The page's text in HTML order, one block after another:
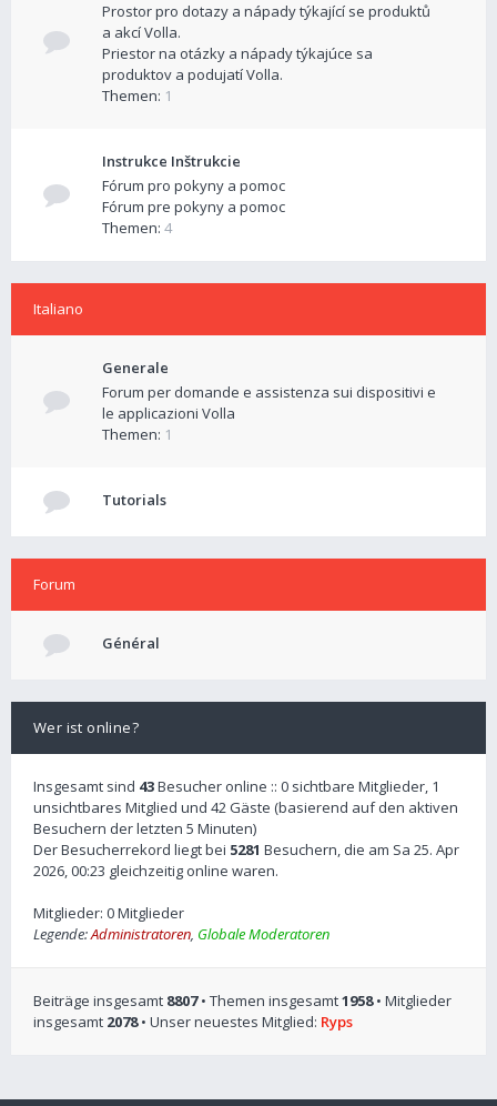
Prostor pro dotazy a nápady týkající se produktů
a akcí Volla.
Priestor na otázky a nápady týkajúce sa
produktov a podujatí Volla.
Themen: 1
Instrukce Inštrukcie
Fórum pro pokyny a pomoc
Fórum pre pokyny a pomoc
Themen: 4
Italiano
Generale
Forum per domande e assistenza sui dispositivi e
le applicazioni Volla
Themen: 1
Tutorials
Forum
Général
Wer ist online?
Insgesamt sind 43Besucher online :: 0 sichtbare Mitglieder, 1
unsichtbares Mitglied und 42 Gäste (basierend auf den aktiven
Besuchern der letzten 5 Minuten)
Der Besucherrekord liegt bei 5281 Besuchern, die am Sa 25. Apr
2026, 00:23 gleichzeitig online waren.
Mitglieder: 0 Mitglieder
Legende:Administratoren, Globale Moderatoren
Beiträge insgesamt 8807• Themen insgesamt1958• Mitglieder
insgesamt 2078• Unser neuestes Mitglied: Ryps